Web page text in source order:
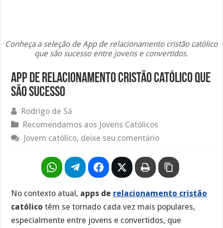
Conheça a seleção de App de relacionamento cristão católico
que são sucesso entre jovens e convertidos.
App de relacionamento cristão católico que
são sucesso
Rodrigo de Sá
Recomendamos aos Jovens Católicos
Jovem católico, deixe seu comentário
No contexto atual, apps de relacionamento cristão
católico têm se tornado cada vez mais populares,
especialmente entre jovens e convertidos, que